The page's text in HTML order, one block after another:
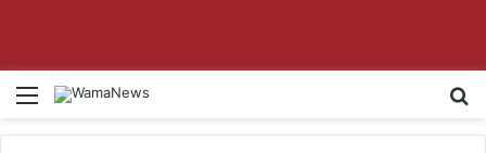
Menu